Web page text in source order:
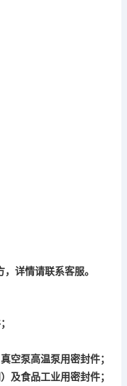
详情请联系客服。
；
真空泵高温泵用密封件；
及食品工业用密封件；